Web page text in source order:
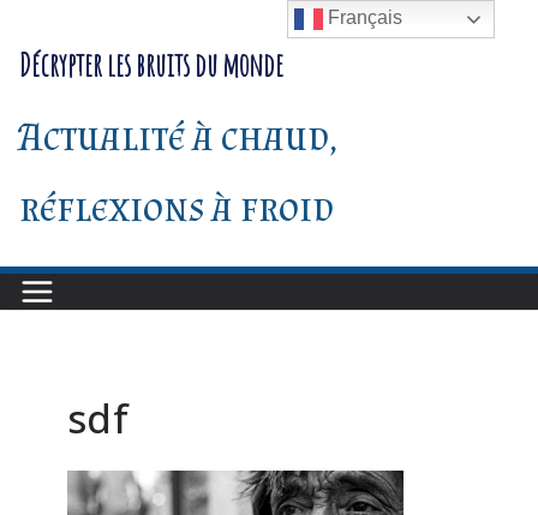
au
contenu
Décrypter les bruits du monde
Actualité à chaud,
réflexions à froid
sdf
Français